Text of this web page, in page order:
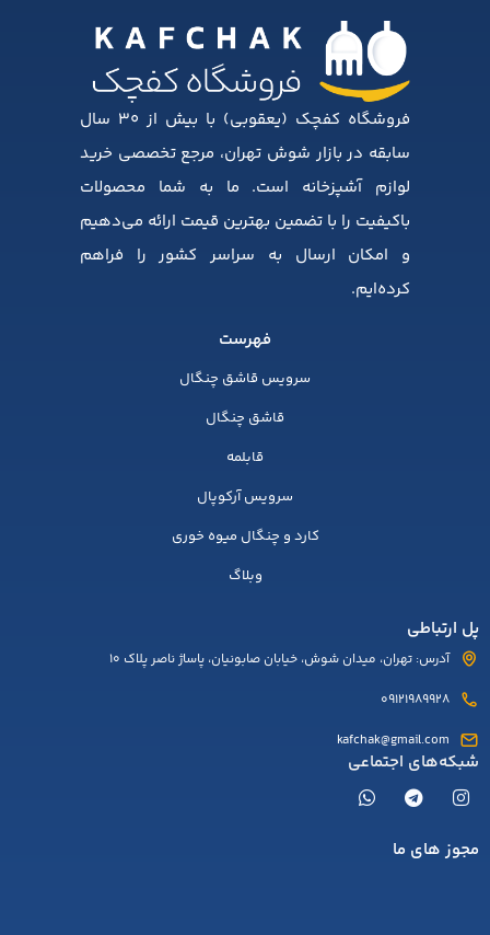
فروشگاه کفچک (یعقوبی) با بیش از ۳۰ سال
سابقه در بازار شوش تهران، مرجع تخصصی خرید
لوازم آشپزخانه است. ما به شما محصولات
باکیفیت را با تضمین بهترین قیمت ارائه می‌دهیم
و امکان ارسال به سراسر کشور را فراهم
کرده‌ایم.
فهرست
سرویس قاشق چنگال
قاشق چنگال
قابلمه
سرویس آرکوپال
کارد و چنگال میوه خوری
وبلاگ
پل ارتباطی
آدرس: تهران، میدان شوش، خیابان صابونیان، پاساژ ناصر پلاک 10
09121989928
kafchak@gmail.com
شبکه‌های اجتماعی
مجوز های ما